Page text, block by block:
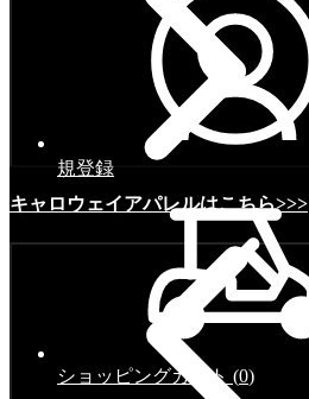
キャロウェイアパレルはこちら>>>
規登録
ショッピングカート (0)